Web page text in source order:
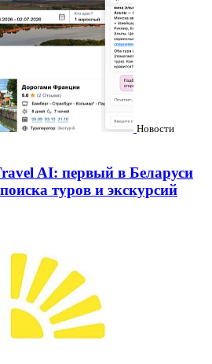
Новости
AI: первый в Беларуси
туров и экскурсий